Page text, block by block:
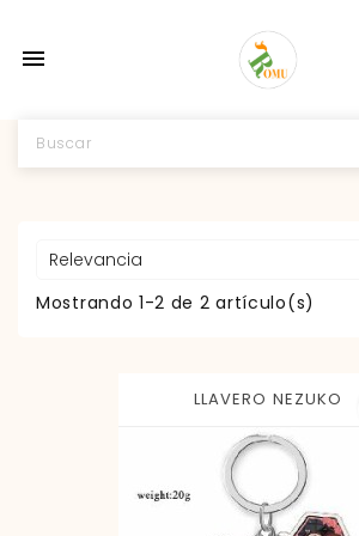

Relevancia
Mostrando 1-2 de 2 artículo(s)
LLAVERO NEZUKO